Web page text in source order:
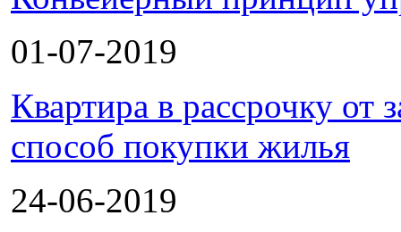
01-07-2019
Квартира в рассрочку
способ покупки жилья
24-06-2019